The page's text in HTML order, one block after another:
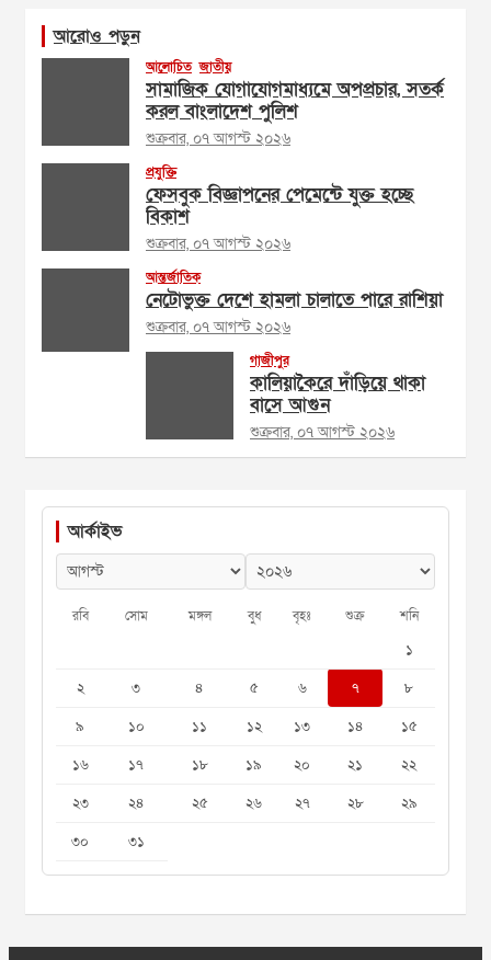
আরোও পড়ুন
আলোচিত জাতীয়
সামাজিক যোগাযোগমাধ্যমে অপপ্রচার, সতর্ক
করল বাংলাদেশ পুলিশ
শুক্রবার, ০৭ আগস্ট ২০২৬
প্রযুক্তি
ফেসবুক বিজ্ঞাপনের পেমেন্টে যুক্ত হচ্ছে
বিকাশ
শুক্রবার, ০৭ আগস্ট ২০২৬
আন্তর্জাতিক
নেটোভুক্ত দেশে হামলা চালাতে পারে রাশিয়া
শুক্রবার, ০৭ আগস্ট ২০২৬
গাজীপুর
কালিয়াকৈরে দাঁড়িয়ে থাকা
বাসে আগুন
শুক্রবার, ০৭ আগস্ট ২০২৬
আর্কাইভ
রবি সোম মঙ্গল বুধ বৃহঃ শুক্র শনি
১
২
৩ ৪ ৫ ৬ ৭
৮
৯
১০ ১১ ১২ ১৩ ১৪
১৫
১৬
১৭ ১৮ ১৯ ২০ ২১
২২
২৩
২৪ ২৫ ২৬ ২৭ ২৮
২৯
৩০
৩১